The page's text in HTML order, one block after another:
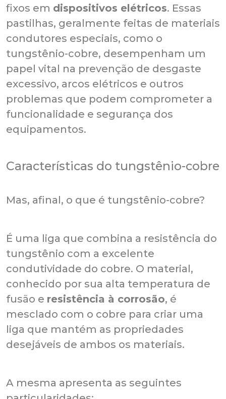
fixos em dispositivos elétricos. Essas
pastilhas, geralmente feitas de materiais
condutores especiais, como o
tungstênio-cobre, desempenham um
papel vital na prevenção de desgaste
excessivo, arcos elétricos e outros
problemas que podem comprometer a
funcionalidade e segurança dos
equipamentos.
Características do tungstênio-cobre
Mas, afinal, o que é tungstênio-cobre?
É uma liga que combina a resistência do
tungstênio com a excelente
condutividade do cobre. O material,
conhecido por sua alta temperatura de
fusão e resistência à corrosão, é
mesclado com o cobre para criar uma
liga que mantém as propriedades
desejáveis de ambos os materiais.
A mesma apresenta as seguintes